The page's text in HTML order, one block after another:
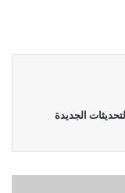
الجديدة